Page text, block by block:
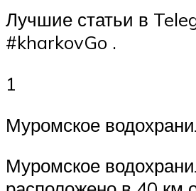
Лучшие статьи в
#kharkovGo .
1
Муромское
Муромское